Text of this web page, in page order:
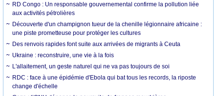
RD Congo : Un responsable gouvernemental confirme la pollution liée
aux activités pétrolières
Découverte d'un champignon tueur de la chenille légionnaire africaine :
une piste prometteuse pour protéger les cultures
Des renvois rapides font suite aux arrivées de migrants à Ceuta
Ukraine : reconstruire, une vie à la fois
L'allaitement, un geste naturel qui ne va pas toujours de soi
RDC : face à une épidémie d'Ebola qui bat tous les records, la riposte
change d'échelle